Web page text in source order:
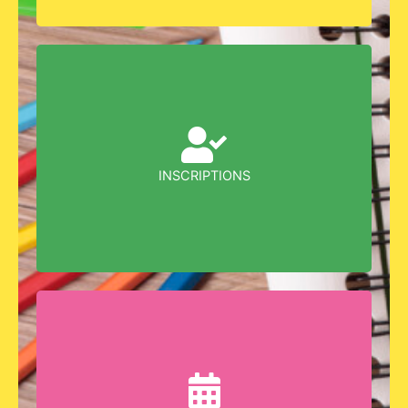
INSCRIPTIONS
Retrouvez les démarches pour inscrire votre
enfant à l’école…
Les dates importantes